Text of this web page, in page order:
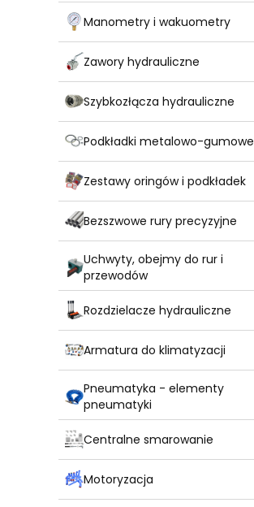
Manometry i wakuometry
Zawory hydrauliczne
Szybkozłącza hydrauliczne
Podkładki metalowo-gumowe
Zestawy oringów i podkładek
Bezszwowe rury precyzyjne
Uchwyty, obejmy do rur i
przewodów
Rozdzielacze hydrauliczne
Armatura do klimatyzacji
Pneumatyka - elementy
pneumatyki
Centralne smarowanie
Motoryzacja